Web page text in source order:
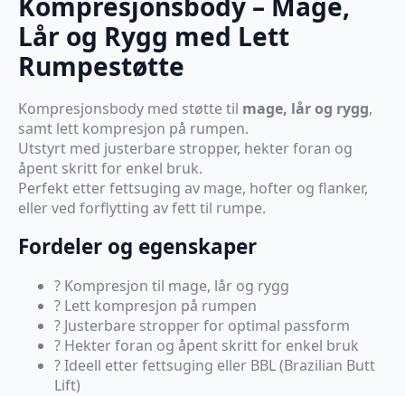
Lår og Rygg med Lett
Rumpestøtte
Kompresjonsbody med støtte til mage, lår og rygg,
samt lett kompresjon på rumpen.
Utstyrt med justerbare stropper, hekter foran og
åpent skritt for enkel bruk.
Perfekt etter fettsuging av mage, hofter og flanker,
eller ved forflytting av fett til rumpe.
Fordeler og egenskaper
? Kompresjon til mage, lår og rygg
? Lett kompresjon på rumpen
? Justerbare stropper for optimal passform
? Hekter foran og åpent skritt for enkel bruk
? Ideell etter fettsuging eller BBL (Brazilian Butt
Lift)